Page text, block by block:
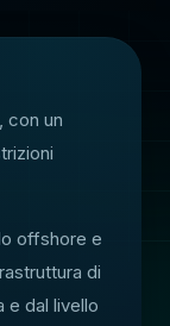
con un
offshore e
di
e dal livello